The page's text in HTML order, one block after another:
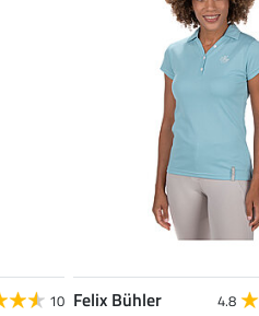
10 Felix Bühler 4.8